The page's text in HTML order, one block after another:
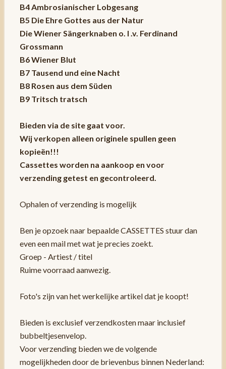
B4 Ambrosianischer Lobgesang
B5 Die Ehre Gottes aus der Natur
Die Wiener Sängerknaben o. l .v. Ferdinand
Grossmann
B6 Wiener Blut
B7 Tausend und eine Nacht
B8 Rosen aus dem Süden
B9 Tritsch tratsch
Bieden via de site gaat voor.
Wij verkopen alleen originele spullen geen
kopieën!!!
Cassettes worden na aankoop en voor
verzending getest en gecontroleerd.
Ophalen of verzending is mogelijk
Ben je opzoek naar bepaalde CASSETTES stuur dan
even een mail met wat je precies zoekt.
Groep - Artiest / titel
Ruime voorraad aanwezig.
Foto's zijn van het werkelijke artikel dat je koopt!
Bieden is exclusief verzendkosten maar inclusief
bubbeltjesenvelop.
Voor verzending bieden we de volgende
mogelijkheden door de brievenbus binnen Nederland: